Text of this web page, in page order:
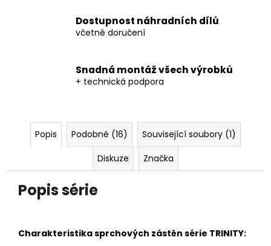
Dostupnost náhradních dílů
včetně doručení
Snadná montáž všech výrobků
+ technická podpora
Popis Podobné (16)
Související soubory (1)
Diskuze
Značka
Popis série
Charakteristika sprchových zástěn série TRINITY: